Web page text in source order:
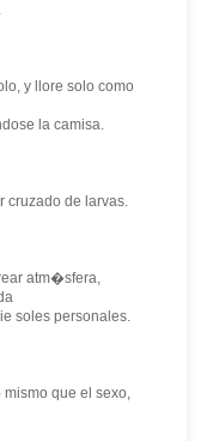
y llore solo como
la camisa.
cruzado de larvas.
atm�sfera,
soles personales.
que el sexo,